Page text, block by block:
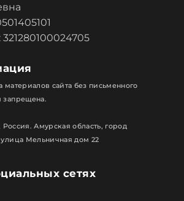
сетях
материалов сайта без письменного
запрещена.
Россия. Амурская область, город
Мельничная дом 22